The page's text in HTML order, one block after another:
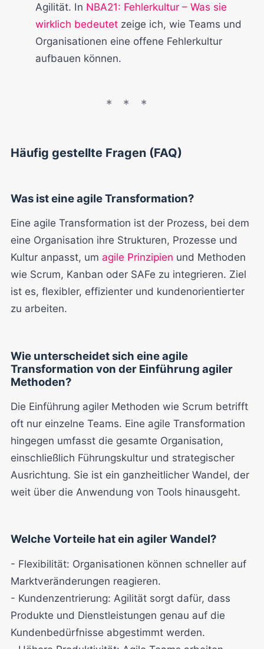
Agilität. In NBA21: Fehlerkultur – Was sie
wirklich bedeutet zeige ich, wie Teams und
Organisationen eine offene Fehlerkultur
aufbauen können.
Häufig gestellte Fragen (FAQ)
Was ist eine agile Transformation?
Eine agile Transformation ist der Prozess, bei dem
eine Organisation ihre Strukturen, Prozesse und
Kultur anpasst, um agile Prinzipien und Methoden
wie Scrum, Kanban oder SAFe zu integrieren. Ziel
ist es, flexibler, effizienter und kundenorientierter
zu arbeiten.
Wie unterscheidet sich eine agile
Transformation von der Einführung agiler
Methoden?
Die Einführung agiler Methoden wie Scrum betrifft
oft nur einzelne Teams. Eine agile Transformation
hingegen umfasst die gesamte Organisation,
einschließlich Führungskultur und strategischer
Ausrichtung. Sie ist ein ganzheitlicher Wandel, der
weit über die Anwendung von Tools hinausgeht.
Welche Vorteile hat ein agiler Wandel?
- Flexibilität: Organisationen können schneller auf
Marktveränderungen reagieren.
- Kundenzentrierung: Agilität sorgt dafür, dass
Produkte und Dienstleistungen genau auf die
Kundenbedürfnisse abgestimmt werden.